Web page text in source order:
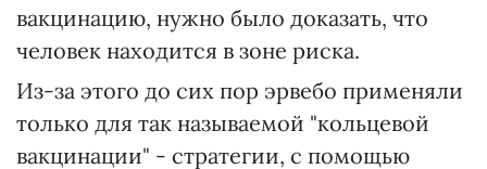
вакцинацию, нужно было доказать, что
человек находится в зоне риска.
Из-за этого до сих пор эрвебо применяли
только для так называемой "кольцевой
вакцинации" - стратегии, с помощью